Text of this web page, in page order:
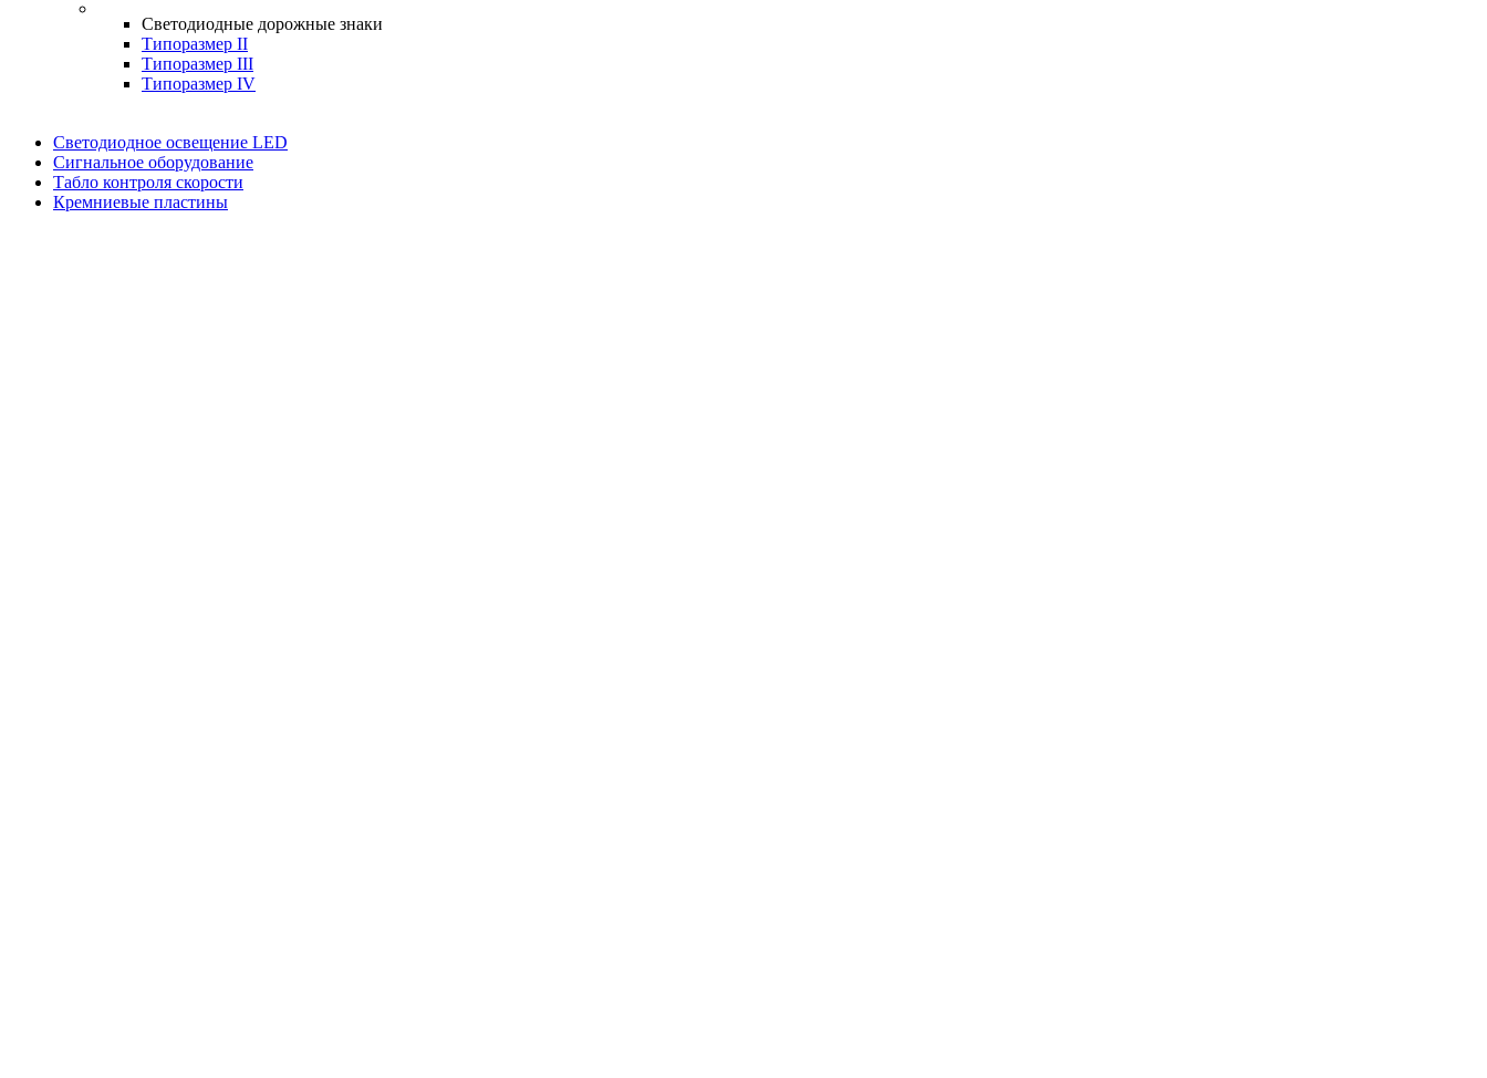
Светодиодные дорожные знаки
Типоразмер II
Типоразмер III
Типоразмер IV
Светодиодное освещение LED
Сигнальное оборудование
Табло контроля скорости
Кремниевые пластины